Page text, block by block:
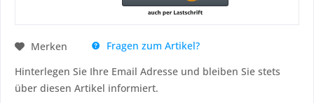
Merken
Fragen zum Artikel?
Hinterlegen Sie Ihre Email Adresse und bleiben Sie stets
über diesen Artikel informiert.